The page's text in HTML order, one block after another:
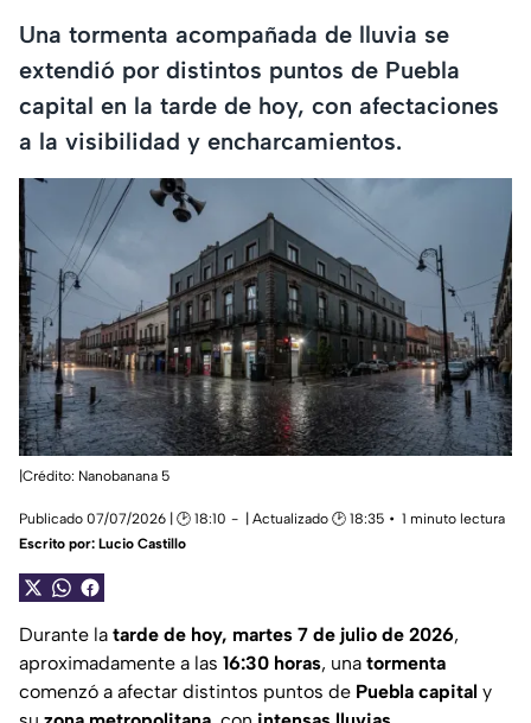
Una tormenta acompañada de lluvia se
extendió por distintos puntos de Puebla
capital en la tarde de hoy, con afectaciones
a la visibilidad y encharcamientos.
|Crédito: Nanobanana 5
Publicado 07/07/2026 | 🕑 18:10 | Actualizado 🕑 18:35
1 minuto lectura
Escrito por: Lucio Castillo
Durante la tarde de hoy, martes 7 de julio de 2026,
aproximadamente a las 16:30 horas, una tormenta
comenzó a afectar distintos puntos de Puebla capital y